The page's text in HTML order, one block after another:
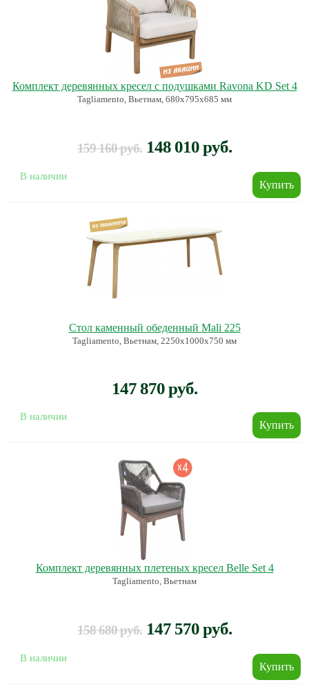
Комплект деревянных кресел с подушками Ravona KD Set 4
Tagliamento, Вьетнам, 680х795х685 мм
159 160 руб. 148 010 руб.
В наличии
Стол каменный обеденный Mali 225
Tagliamento, Вьетнам, 2250х1000х750 мм
147 870 руб.
В наличии
Комплект деревянных плетеных кресел Belle Set 4
Tagliamento, Вьетнам
158 680 руб. 147 570 руб.
В наличии